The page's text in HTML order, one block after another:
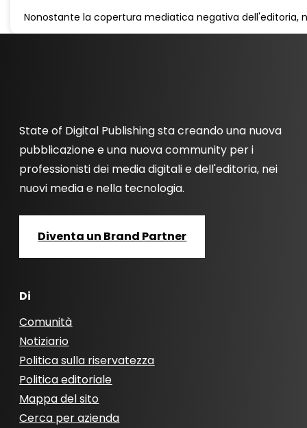
Nonostante la copertura mediatica negativa dell'editoria,
State of Digital Publishing sta creando una nuova
pubblicazione e una nuova community per i
professionisti dei media digitali e dell'editoria, nei
nuovi media e nella tecnologia.
Diventa un Brand Partner
Di
Comunità
Notiziario
Politica sulla riservatezza
Politica editoriale
Mappa del sito
Cerca per azienda